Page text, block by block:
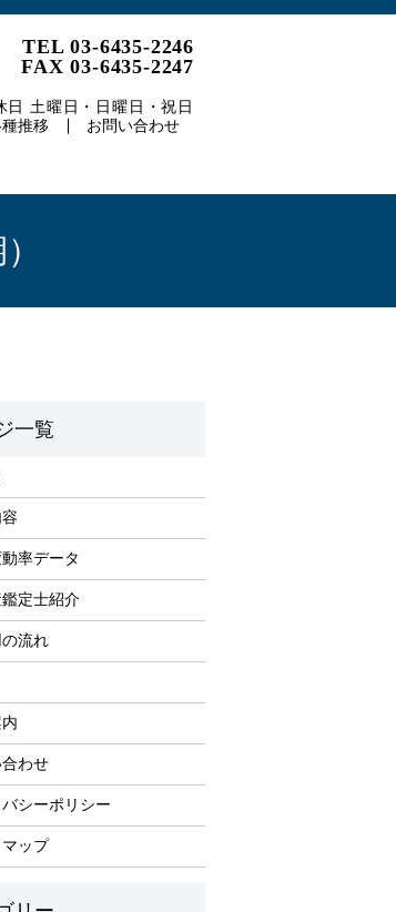
推移 お問い合わせ
TEL 03-6435-2246
FAX 03-6435-2247
土曜日・日曜日・祝日
率データ
定士紹介
流れ
わせ
シーポリシー
ップ